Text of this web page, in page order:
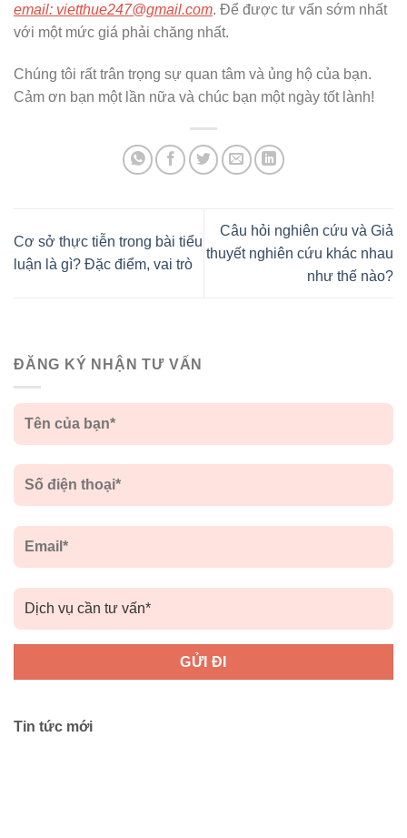
email: vietthue247@gmail.com. Để được tư vấn sớm nhất
với một mức giá phải chăng nhất.
Chúng tôi rất trân trọng sự quan tâm và ủng hộ của bạn.
Cảm ơn bạn một lần nữa và chúc bạn một ngày tốt lành!
Cơ sở thực tiễn trong bài tiểu
luận là gì? Đặc điểm, vai trò
Câu hỏi nghiên cứu và Giả
thuyết nghiên cứu khác nhau
như thế nào?
ĐĂNG KÝ NHẬN TƯ VẤN
Tin tức mới